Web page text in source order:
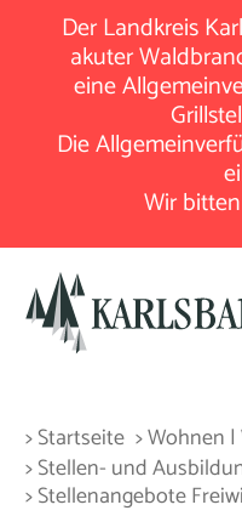
Der Landkreis
akuter
eine
Die
Wir
> Startseite > Wohnen
> Stellen- und
> Stellenangebote